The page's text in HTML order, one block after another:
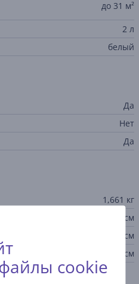
cookie
до 31 м²
2 л
белый
Да
Нет
Да
1,661 кг
32,4 см
18,4 см
18,4 см